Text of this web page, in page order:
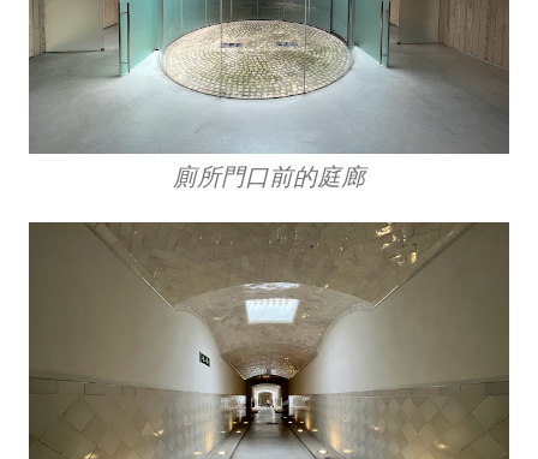
廁所門口前的庭廊